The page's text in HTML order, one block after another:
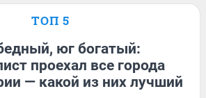
ТОП 5
юг богатый:
проехал все города
— какой из них лучший